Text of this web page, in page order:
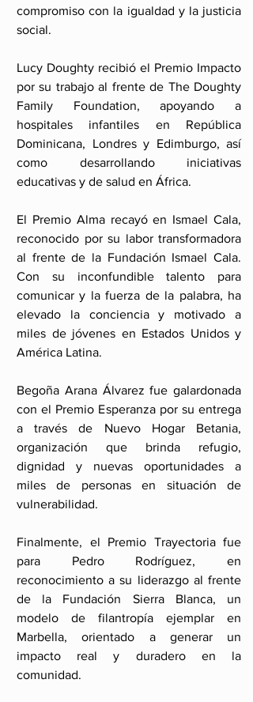
compromiso con la igualdad y la justicia
social.
Lucy Doughty recibió el Premio Impacto
por su trabajo al frente de The Doughty
Family Foundation, apoyando a
hospitales infantiles en República
Dominicana, Londres y Edimburgo, así
como desarrollando iniciativas
educativas y de salud en África.
El Premio Alma recayó en Ismael Cala,
reconocido por su labor transformadora
al frente de la Fundación Ismael Cala.
Con su inconfundible talento para
comunicar y la fuerza de la palabra, ha
elevado la conciencia y motivado a
miles de jóvenes en Estados Unidos y
América Latina.
Begoña Arana Álvarez fue galardonada
con el Premio Esperanza por su entrega
a través de Nuevo Hogar Betania,
organización que brinda refugio,
dignidad y nuevas oportunidades a
miles de personas en situación de
vulnerabilidad.
Finalmente, el Premio Trayectoria fue
para Pedro Rodríguez, en
reconocimiento a su liderazgo al frente
de la Fundación Sierra Blanca, un
modelo de filantropía ejemplar en
Marbella, orientado a generar un
impacto real y duradero en la
comunidad.